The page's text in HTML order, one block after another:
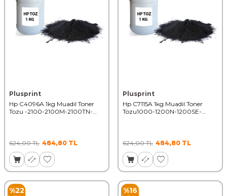
Plusprint
Hp C4096A 1kg Muadil Toner
Tozu -2100-2100M-2100TN-
624,00TL 484,80 TL
Plusprint
Hp C7115A 1kg Muadil Toner
Tozu1000-1200N-1200SE-
624,00TL 484,80 TL
%22 %16